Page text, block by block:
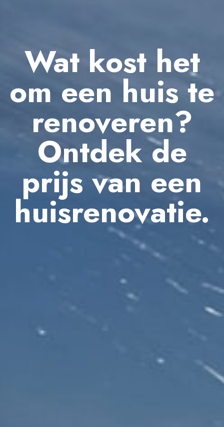
Wat kost het
om een huis te
renoveren?
Ontdek de
prijs van een
huisrenovatie.